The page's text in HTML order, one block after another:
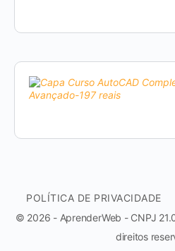
POLÍTICA DE PRIVACIDADE
© 2026 - AprenderWeb - CNPJ
direitos